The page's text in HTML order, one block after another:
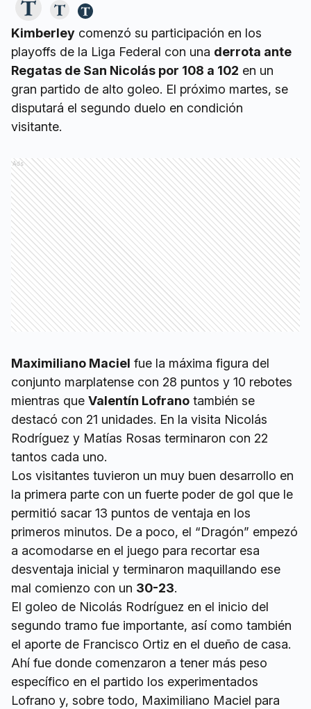
Kimberley comenzó su participación en los
playoffs de la Liga Federal con una derrota ante
Regatas de San Nicolás por 108 a 102 en un
gran partido de alto goleo. El próximo martes, se
disputará el segundo duelo en condición
visitante.
Ads
Maximiliano Maciel fue la máxima figura del
conjunto marplatense con 28 puntos y 10 rebotes
mientras que Valentín Lofrano también se
destacó con 21 unidades. En la visita Nicolás
Rodríguez y Matías Rosas terminaron con 22
tantos cada uno.
Los visitantes tuvieron un muy buen desarrollo en
la primera parte con un fuerte poder de gol que le
permitió sacar 13 puntos de ventaja en los
primeros minutos. De a poco, el “Dragón” empezó
a acomodarse en el juego para recortar esa
desventaja inicial y terminaron maquillando ese
mal comienzo con un 30-23.
El goleo de Nicolás Rodríguez en el inicio del
segundo tramo fue importante, así como también
el aporte de Francisco Ortiz en el dueño de casa.
Ahí fue donde comenzaron a tener más peso
específico en el partido los experimentados
Lofrano y, sobre todo, Maximiliano Maciel para